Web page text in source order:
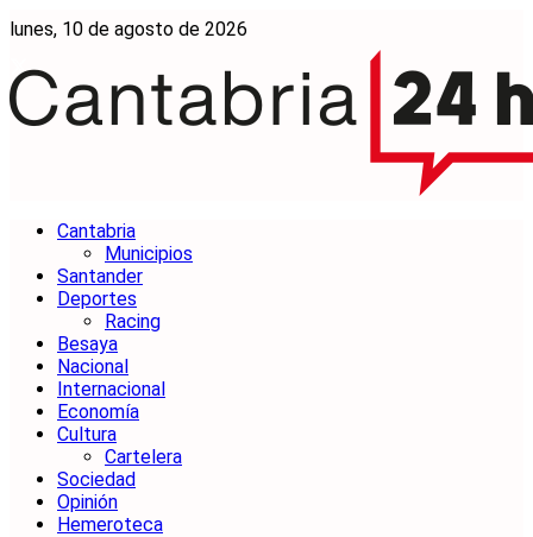
lunes, 10 de agosto de 2026
Cantabria
Municipios
Santander
Deportes
Racing
Besaya
Nacional
Internacional
Economía
Cultura
Cartelera
Sociedad
Opinión
Hemeroteca